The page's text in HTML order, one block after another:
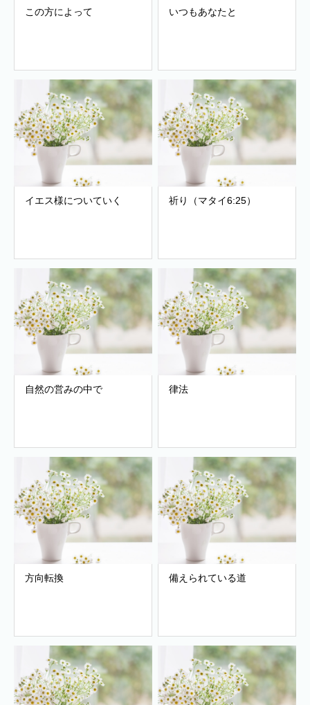
この方によって いつもあなたと
イエス様についていく 祈り（マタイ6:25）
自然の営みの中で 律法
方向転換 備えられている道